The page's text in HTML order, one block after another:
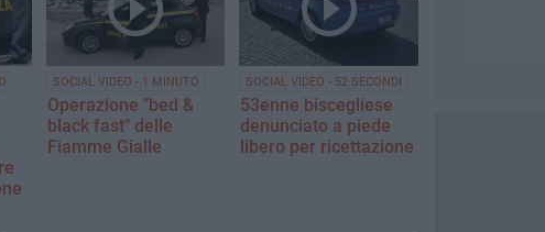
SOCIAL VIDEO - 1 MINUTO
Operazione "bed &
black fast" delle
Fiamme Gialle
SOCIAL VIDEO - 52 SECONDI
53enne biscegliese
denunciato a piede
libero per ricettazione